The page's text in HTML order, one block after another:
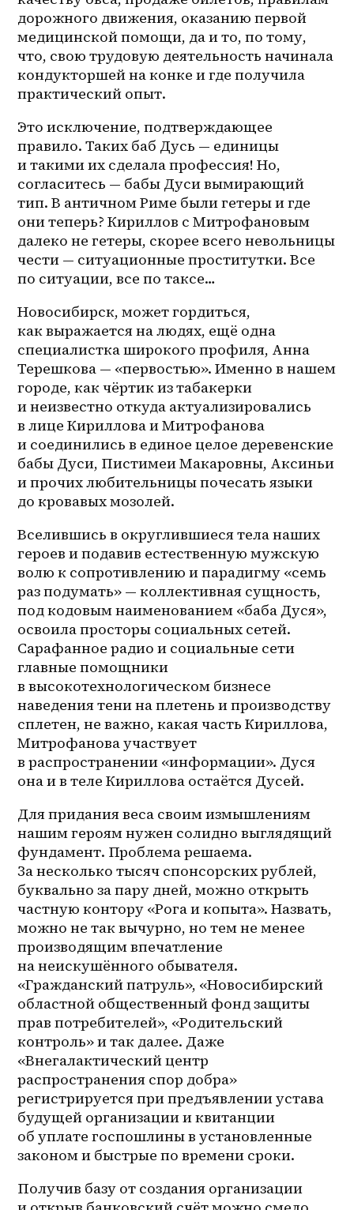
дорожного движения, оказанию первой
медицинской помощи, да и то, по тому,
что, свою трудовую деятельность начинала
кондукторшей на конке и где получила
практический опыт.
Это исключение, подтверждающее
правило. Таких баб Дусь — единицы
и такими их сделала профессия! Но,
согласитесь — бабы Дуси вымирающий
тип. В античном Риме были гетеры и где
они теперь? Кириллов с Митрофановым
далеко не гетеры, скорее всего невольницы
чести — ситуационные проститутки. Все
по ситуации, все по таксе…
Новосибирск, может гордиться,
как выражается на людях, ещё одна
специалистка широкого профиля, Анна
Терешкова — «первостью». Именно в нашем
городе, как чёртик из табакерки
и неизвестно откуда актуализировались
в лице Кириллова и Митрофанова
и соединились в единое целое деревенские
бабы Дуси, Пистимеи Макаровны, Аксиньи
и прочих любительницы почесать языки
до кровавых мозолей.
Вселившись в округлившиеся тела наших
героев и подавив естественную мужскую
волю к сопротивлению и парадигму «семь
раз подумать» — коллективная сущность,
под кодовым наименованием «баба Дуся»,
освоила просторы социальных сетей.
Сарафанное радио и социальные сети
главные помощники
в высокотехнологическом бизнесе
наведения тени на плетень и производству
сплетен, не важно, какая часть Кириллова,
Митрофанова участвует
в распространении «информации». Дуся
она и в теле Кириллова остаётся Дусей.
Для придания веса своим измышлениям
нашим героям нужен солидно выглядящий
фундамент. Проблема решаема.
За несколько тысяч спонсорских рублей,
буквально за пару дней, можно открыть
частную контору «Рога и копыта». Назвать,
можно не так вычурно, но тем не менее
производящим впечатление
на неискушённого обывателя.
«Гражданский патруль», «Новосибирский
областной общественный фонд защиты
прав потребителей», «Родительский
контроль» и так далее. Даже
«Внегалактический центр
распространения спор добра»
регистрируется при предъявлении устава
будущей организации и квитанции
об уплате госпошлины в установленные
законом и быстрые по времени сроки.
Получив базу от создания организации